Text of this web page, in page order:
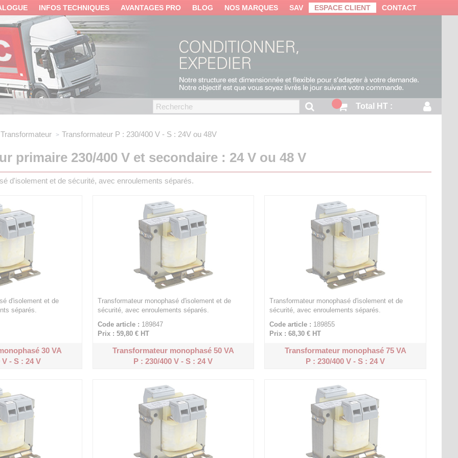
INFOS TECHNIQUES AVANTAGES PRO BLOG NOS MARQUES SAV ESPACE CLIENT CONTACT
Total HT :
Transformateur Transformateur P : 230/400 V - S : 24V ou 48V
primaire 230/400 V et secondaire : 24 V ou 48 V
d'isolement et de sécurité, avec enroulements séparés.
d'isolement et de
séparés.
30 VA
V - S : 24 V
Transformateur monophasé d'isolement et de
sécurité, avec enroulements séparés.
Code article : 189847
Prix : 59,80 €HT
Transformateur monophasé 50 VA
P : 230/400 V - S : 24 V
Transformateur monophasé d'isolement et de
sécurité, avec enroulements séparés.
Code article : 189855
Prix : 68,30 € HT
Transformateur monophasé 75 VA
P : 230/400 V - S : 24 V